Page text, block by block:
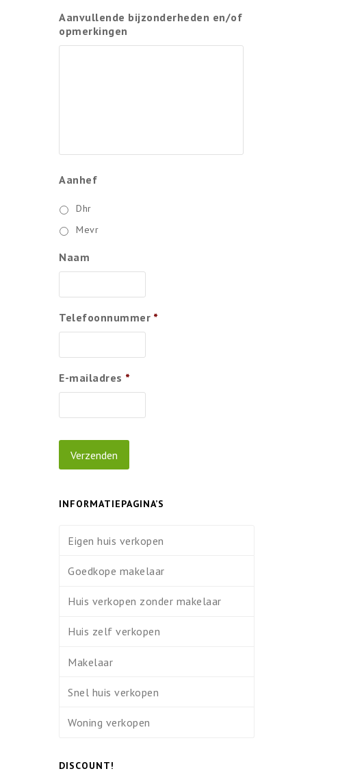
Aanvullende bijzonderheden en/of
opmerkingen
Aanhef
Dhr
Mevr
Naam
Telefoonnummer *
E-mailadres *
INFORMATIEPAGINA’S
Eigen huis verkopen
Goedkope makelaar
Huis verkopen zonder makelaar
Huis zelf verkopen
Makelaar
Snel huis verkopen
Woning verkopen
DISCOUNT!